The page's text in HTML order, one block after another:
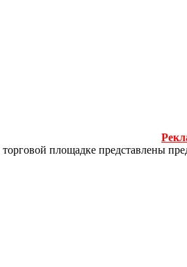
площадке представлены